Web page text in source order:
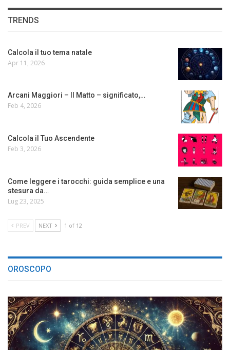
TRENDS
Calcola il tuo tema natale
Apr 11, 2026
Arcani Maggiori – Il Matto – significato,…
Feb 4, 2026
Calcola il Tuo Ascendente
Feb 3, 2026
Come leggere i tarocchi: guida semplice e una
stesura da…
Lug 23, 2025
PREV NEXT 1 of 12
OROSCOPO